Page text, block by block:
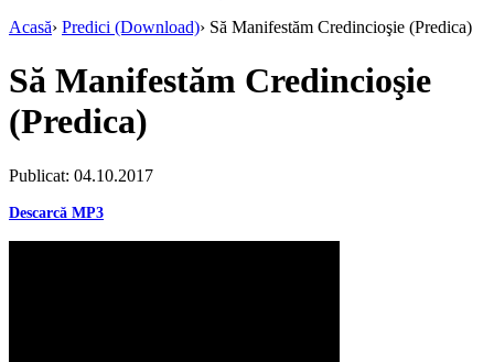
Acasă› Predici (Download)› Să Manifestăm Credincioşie (Predica)
Să Manifestăm Credincioşie
(Predica)
Publicat: 04.10.2017
Descarcă MP3